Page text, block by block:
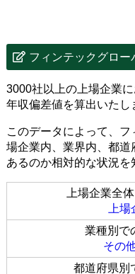
フィンテックグロー
3000社以上の上場企業
年収偏差値を算出いたし
このデータによって、
場企業内、業界内、都道
あるのか相対的な状況を
上場企業全
上
業種別で
その
都道府県別